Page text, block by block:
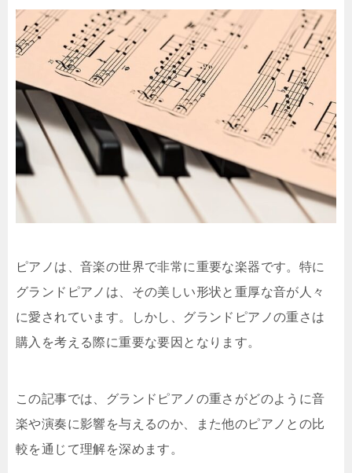
ピアノは、音楽の世界で非常に重要な楽器です。特に
グランドピアノは、その美しい形状と重厚な音が人々
に愛されています。しかし、グランドピアノの重さは
購入を考える際に重要な要因となります。
この記事では、グランドピアノの重さがどのように音
楽や演奏に影響を与えるのか、また他のピアノとの比
較を通じて理解を深めます。